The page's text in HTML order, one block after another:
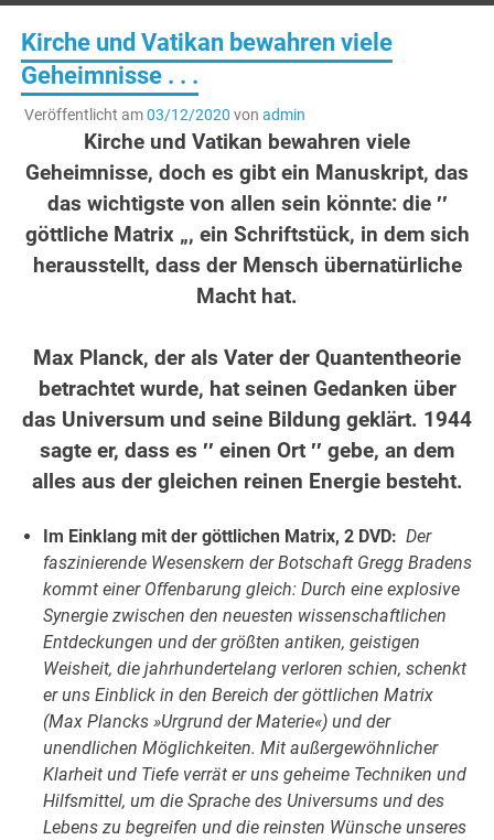
Kirche und Vatikan bewahren viele
Geheimnisse . . .
Veröffentlicht am03/12/2020 von admin
Kirche und Vatikan bewahren viele
Geheimnisse, doch es gibt ein Manuskript, das
das wichtigste von allen sein könnte: die ′′
göttliche Matrix „, ein Schriftstück, in dem sich
herausstellt, dass der Mensch übernatürliche
Macht hat.
Max Planck, der als Vater der Quantentheorie
betrachtet wurde, hat seinen Gedanken über
das Universum und seine Bildung geklärt. 1944
sagte er, dass es ′′ einen Ort ′′ gebe, an dem
alles aus der gleichen reinen Energie besteht.
Im Einklang mit der göttlichen Matrix, 2 DVD:Der
faszinierende Wesenskern der Botschaft Gregg Bradens
kommt einer Offenbarung gleich: Durch eine explosive
Synergie zwischen den neuesten wissenschaftlichen
Entdeckungen und der größten antiken, geistigen
Weisheit, die jahrhundertelang verloren schien, schenkt
er uns Einblick in den Bereich der göttlichen Matrix
(Max Plancks »Urgrund der Materie«) und der
unendlichen Möglichkeiten. Mit außergewöhnlicher
Klarheit und Tiefe verrät er uns geheime Techniken und
Hilfsmittel, um die Sprache des Universums und des
Lebens zu begreifen und die reinsten Wünsche unseres